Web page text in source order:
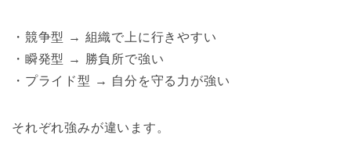
・競争型 → 組織で上に行きやすい
・瞬発型 → 勝負所で強い
・プライド型 → 自分を守る力が強い
それぞれ強みが違います。